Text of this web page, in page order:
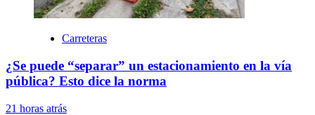
Carreteras
¿Se puede “separar” un estacionamiento en la vía
pública? Esto dice la norma
21 horas atrás